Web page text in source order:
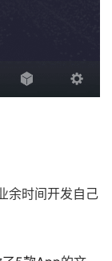
余时间开发自己